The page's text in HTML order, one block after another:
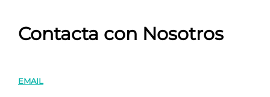
Contacta con Nosotros
EMAIL